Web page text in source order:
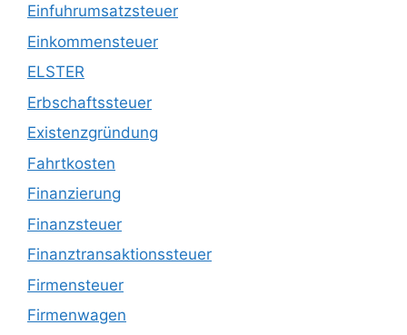
Einfuhrumsatzsteuer
Einkommensteuer
ELSTER
Erbschaftssteuer
Existenzgründung
Fahrtkosten
Finanzierung
Finanzsteuer
Finanztransaktionssteuer
Firmensteuer
Firmenwagen